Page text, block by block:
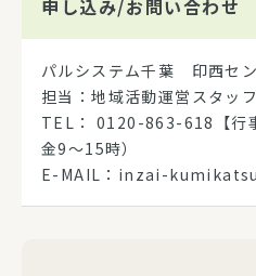
申し込み/お問い合わせ
パルシステム千葉 印西セ
担当：地域活動運営スタッフ
TEL： 0120-863-618【行
金9～15時）
E-MAIL：inzai-